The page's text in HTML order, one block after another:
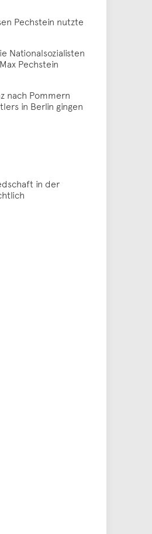
Pechstein nutzte
Nationalsozialisten
Pechstein
nach Pommern
in Berlin gingen
in der